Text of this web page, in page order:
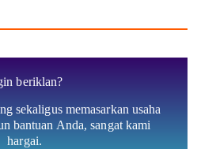
beriklan?
sekaligus memasarkan usaha
bantuan Anda, sangat kami
hargai.